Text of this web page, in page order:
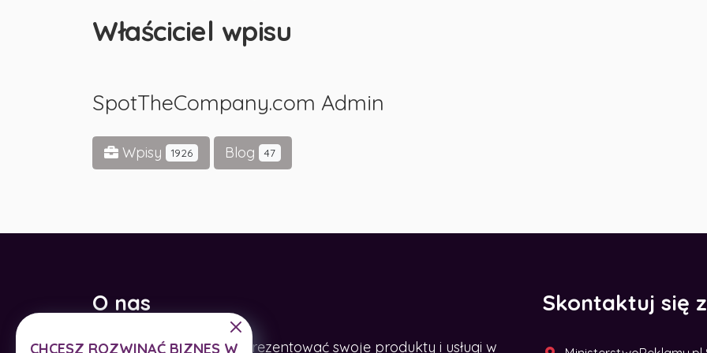
Właściciel wpisu
SpotTheCompany.com Admin
Wpisy 1926 Blog 47
O nas
Pomagamy firmom zaprezentować swoje produkty i usługi w
Skontaktuj się
CHCESZ ROZWINĄĆ BIZNES W